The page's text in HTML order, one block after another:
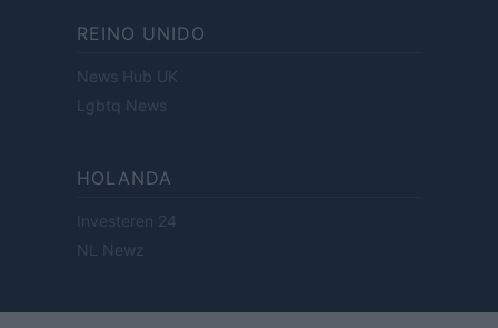
REINO UNIDO
News Hub UK
Lgbtq News
HOLANDA
Investeren 24
NL Newz